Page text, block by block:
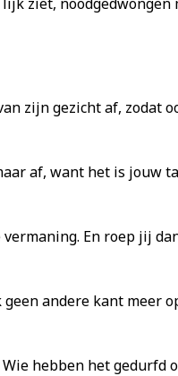
zijn gezicht af, zodat
af, want het is jouw
En roep jij
andere kant meer
hebben het gedurfd